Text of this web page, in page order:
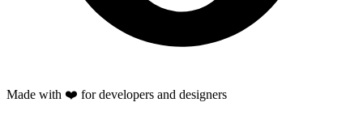
Made with ❤️ for developers and designers